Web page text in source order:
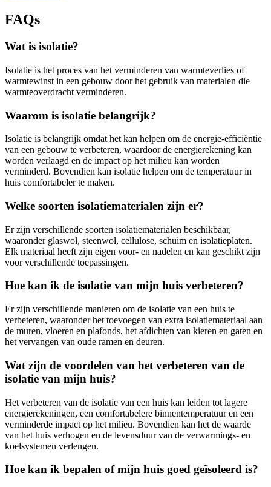
FAQs
Wat is isolatie?
Isolatie is het proces van het verminderen van warmteverlies of
warmtewinst in een gebouw door het gebruik van materialen die
warmteoverdracht verminderen.
Waarom is isolatie belangrijk?
Isolatie is belangrijk omdat het kan helpen om de energie-efficiëntie
van een gebouw te verbeteren, waardoor de energierekening kan
worden verlaagd en de impact op het milieu kan worden
verminderd. Bovendien kan isolatie helpen om de temperatuur in
huis comfortabeler te maken.
Welke soorten isolatiematerialen zijn er?
Er zijn verschillende soorten isolatiematerialen beschikbaar,
waaronder glaswol, steenwol, cellulose, schuim en isolatieplaten.
Elk materiaal heeft zijn eigen voor- en nadelen en kan geschikt zijn
voor verschillende toepassingen.
Hoe kan ik de isolatie van mijn huis verbeteren?
Er zijn verschillende manieren om de isolatie van een huis te
verbeteren, waaronder het toevoegen van extra isolatiemateriaal aan
de muren, vloeren en plafonds, het afdichten van kieren en gaten en
het vervangen van oude ramen en deuren.
Wat zijn de voordelen van het verbeteren van de
isolatie van mijn huis?
Het verbeteren van de isolatie van een huis kan leiden tot lagere
energierekeningen, een comfortabelere binnentemperatuur en een
verminderde impact op het milieu. Bovendien kan het de waarde
van het huis verhogen en de levensduur van de verwarmings- en
koelsystemen verlengen.
Hoe kan ik bepalen of mijn huis goed geïsoleerd is?